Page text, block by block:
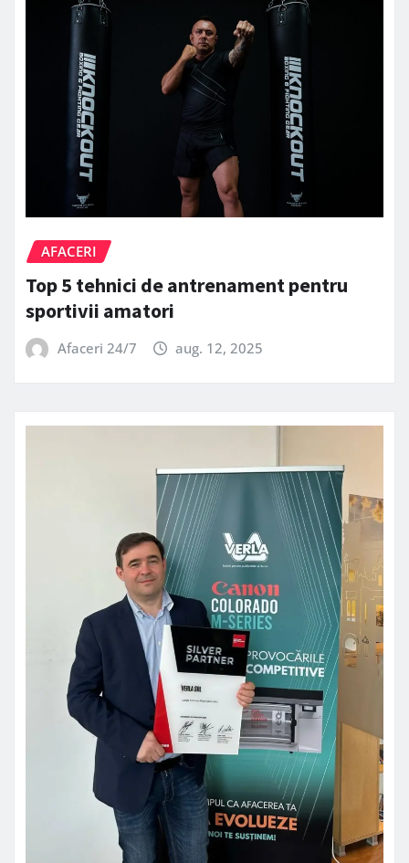
AFACERI
Top 5 tehnici de antrenament pentru
sportivii amatori
Afaceri 24/7 aug. 12, 2025